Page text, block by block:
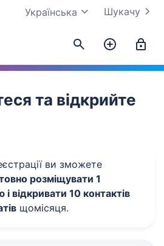
Шукачу
Українська
та відкрийте
ви зможете
розміщувати 1
і відкривати 10 контактів
щомісяця.